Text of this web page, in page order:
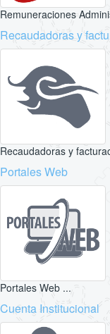
Remuneraciones
Recaudadoras y
Recaudadoras y
Portales Web
Portales Web ...
Cuenta Institucional